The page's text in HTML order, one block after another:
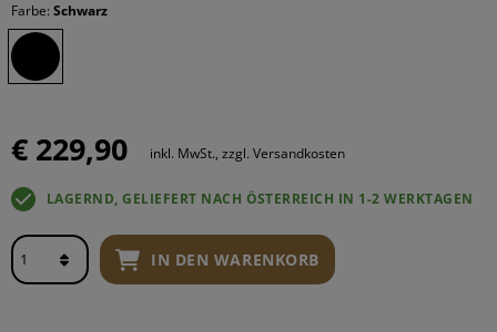
Farbe: Schwarz
€ 229,90 inkl. MwSt., zzgl. Versandkosten
LAGERND, GELIEFERT NACH ÖSTERREICH IN 1-2 WERKTAGEN
IN DEN WARENKORB